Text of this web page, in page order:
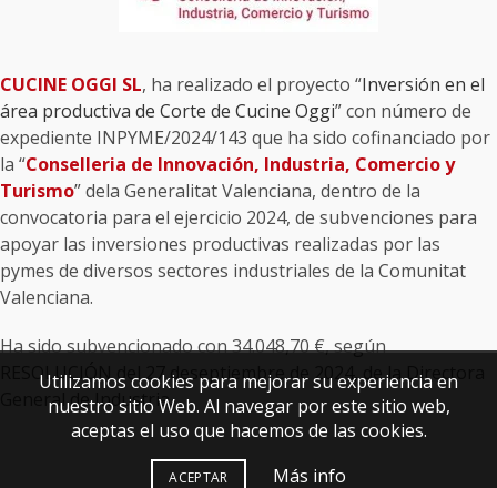
CUCINE OGGI SL, ha realizado el proyecto “Inversión en el
área productiva de Corte de Cucine Oggi” con número de
expediente INPYME/2024/143 que ha sido cofinanciado por
la “Conselleria de Innovación, Industria, Comercio y
Turismo” dela Generalitat Valenciana, dentro de la
convocatoria para el ejercicio 2024, de subvenciones para
apoyar las inversiones productivas realizadas por las
pymes de diversos sectores industriales de la Comunitat
Valenciana.
Ha sido subvencionado con 34.048,70 €, según
RESOLUCIÓN del 27 deseptiembre de 2024, de la Directora
General de Industria.
Utilizamos cookies para mejorar su experiencia en
nuestro sitio Web. Al navegar por este sitio web,
aceptas el uso que hacemos de las cookies.
ACEPTAR Más info